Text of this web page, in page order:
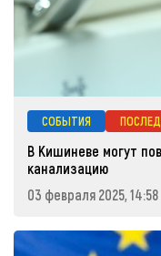
СОБЫТИЯ
В Кишиневе могут
канализацию
03 февраля 2025, 14:58